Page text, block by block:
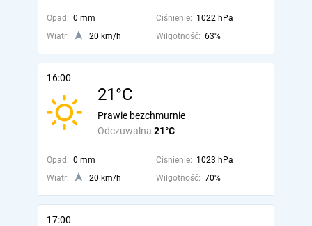
Opad: 0 mm Ciśnienie: 1022 hPa
Wiatr:
20 km/h Wilgotność: 63%
16:00
21°C
Odczuwalna 21°C
Prawie bezchmurnie
Opad: 0 mm Ciśnienie: 1023 hPa
Wiatr:
20 km/h Wilgotność: 70%
17:00